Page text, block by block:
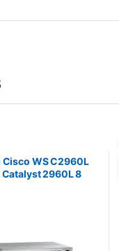
WS C2960L
Catalyst 2960L 8